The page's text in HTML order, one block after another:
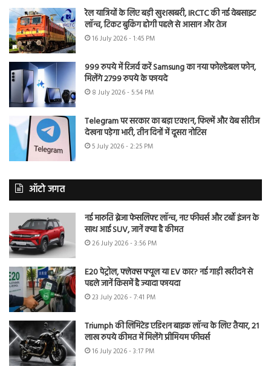
रेल यात्रियों के लिए बड़ी खुशखबरी, IRCTC की नई वेबसाइट
लॉन्च, टिकट बुकिंग होगी पहले से आसान और तेज
16 July 2026 - 1:45 PM
999 रुपये में रिजर्व करें Samsung का नया फोल्डेबल फोन,
मिलेंगे 2799 रुपये के फायदे
8 July 2026 - 5:54 PM
Telegram पर सरकार का बड़ा एक्शन, फिल्में और वेब सीरीज
देखना पड़ेगा भारी, तीन दिनों में दूसरा नोटिस
5 July 2026 - 2:25 PM
ऑटो जगत
नई मारुति ब्रेजा फेसलिफ्ट लॉन्च, नए फीचर्स और टर्बो इंजन के
साथ आई SUV, जानें क्या है कीमत
26 July 2026 - 3:56 PM
E20 पेट्रोल, फ्लेक्स फ्यूल या EV कार? नई गाड़ी खरीदने से
पहले जानें किसमें है ज्यादा फायदा
23 July 2026 - 7:41 PM
Triumph की लिमिटेड एडिशन बाइक लॉन्च के लिए तैयार, 21
लाख रुपये कीमत में मिलेंगे प्रीमियम फीचर्स
16 July 2026 - 3:17 PM